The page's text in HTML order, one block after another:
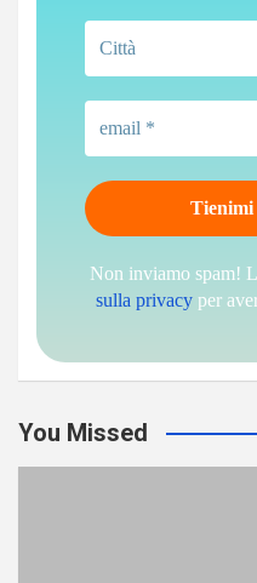
Non inviamo spam!
sulla privacy per
You Missed